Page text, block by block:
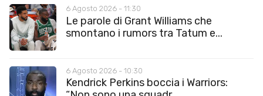
6 Agosto 2026 - 11:30
Le parole di Grant Williams che
smontano i rumors tra Tatum e...
6 Agosto 2026 - 10:30
Kendrick Perkins boccia i Warriors: